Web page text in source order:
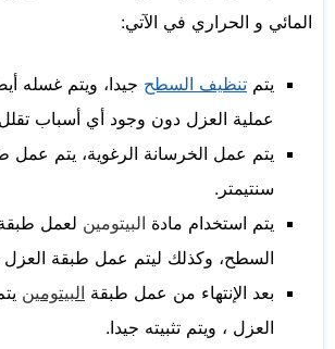
المائي و الحراري في الآتي:
يتم تنظيف السطح جيدا، ويتم غسله
عملية العزل دون وجود أي أسباب
سنتيمتر.
يتم استخدام مادة البيتومين لعمل
السطح، وكذلك ليتم عمل طبقة العزل
بعد الإنتهاء من عمل طبقة البيتومين
العزل ، ويتم تثبيته جيدا.